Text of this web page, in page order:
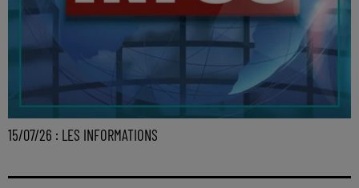
15/07/26 : LES INFORMATIONS